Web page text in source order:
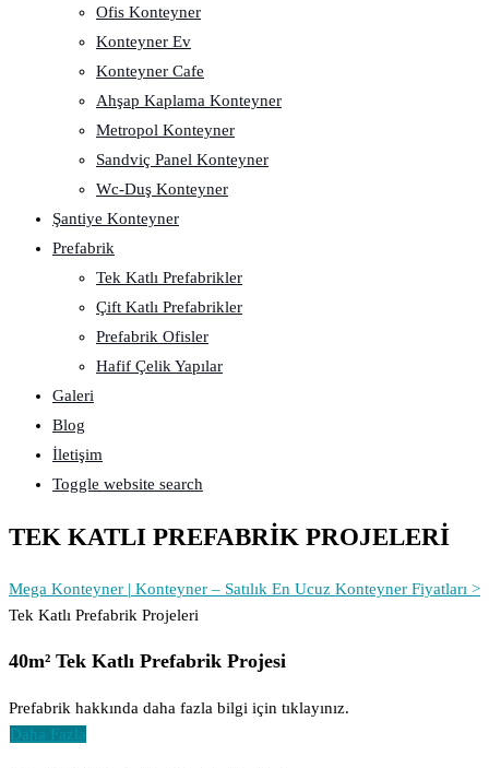
Ofis Konteyner
Konteyner Ev
Konteyner Cafe
Ahşap Kaplama Konteyner
Metropol Konteyner
Sandviç Panel Konteyner
Wc-Duş Konteyner
Şantiye Konteyner
Prefabrik
Tek Katlı Prefabrikler
Çift Katlı Prefabrikler
Prefabrik Ofisler
Hafif Çelik Yapılar
Galeri
Blog
İletişim
Toggle website search
TEK KATLI PREFABRİK PROJELERİ
Mega Konteyner | Konteyner – Satılık En Ucuz Konteyner Fiyatları >
Tek Katlı Prefabrik Projeleri
40m² Tek Katlı Prefabrik Projesi
Prefabrik hakkında daha fazla bilgi için tıklayınız.
Daha Fazla